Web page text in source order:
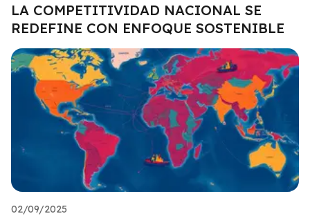
LA COMPETITIVIDAD NACIONAL SE
REDEFINE CON ENFOQUE SOSTENIBLE
02/09/2025